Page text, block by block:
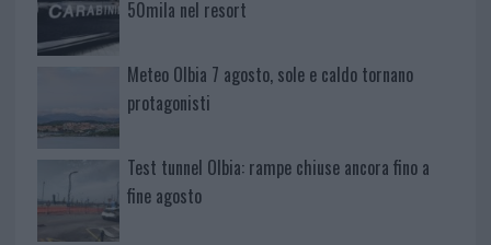
50mila nel resort
Meteo Olbia 7 agosto, sole e caldo tornano
protagonisti
Test tunnel Olbia: rampe chiuse ancora fino a
fine agosto